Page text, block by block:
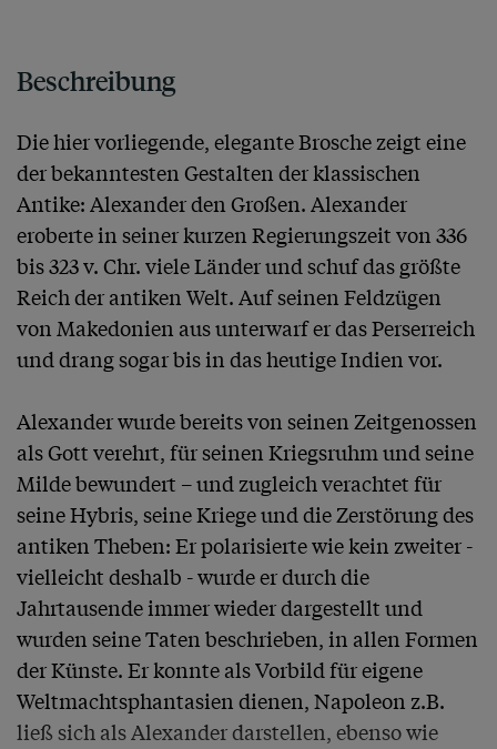
Beschreibung
Die hier vorliegende, elegante Brosche zeigt eine
der bekanntesten Gestalten der klassischen
Antike: Alexander den Großen. Alexander
eroberte in seiner kurzen Regierungszeit von 336
bis 323 v. Chr. viele Länder und schuf das größte
Reich der antiken Welt. Auf seinen Feldzügen
von Makedonien aus unterwarf er das Perserreich
und drang sogar bis in das heutige Indien vor.
Alexander wurde bereits von seinen Zeitgenossen
als Gott verehrt, für seinen Kriegsruhm und seine
Milde bewundert – und zugleich verachtet für
seine Hybris, seine Kriege und die Zerstörung des
antiken Theben: Er polarisierte wie kein zweiter -
vielleicht deshalb - wurde er durch die
Jahrtausende immer wieder dargestellt und
wurden seine Taten beschrieben, in allen Formen
der Künste. Er konnte als Vorbild für eigene
Weltmachtsphantasien dienen, Napoleon z.B.
ließ sich als Alexander darstellen, ebenso wie